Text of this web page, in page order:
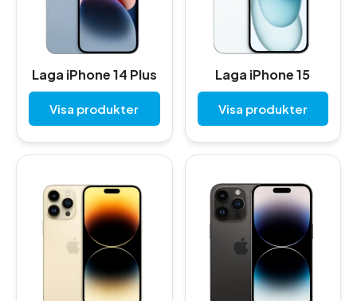
Laga iPhone 14 Plus
Visa produkter
Laga iPhone 15
Visa produkter